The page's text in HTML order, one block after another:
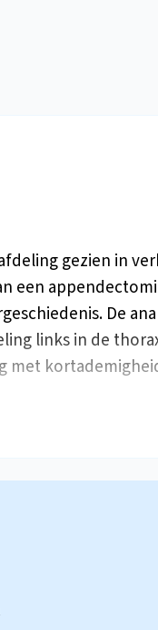
gezien in
een
De
links in de
met